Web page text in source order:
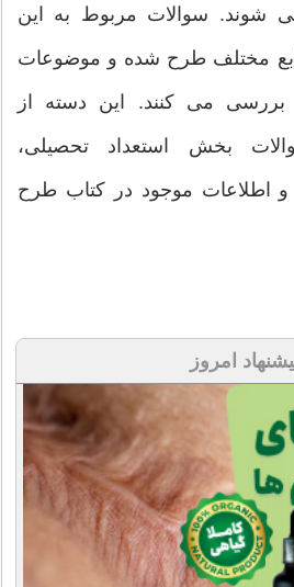
شوند. سوالات مربوط به این
مختلف طرح شده و موضوعات
می کنند. این دسته از
بخش استعداد تحصیلی،
اطلاعات موجود در کتاب طرح
امروز